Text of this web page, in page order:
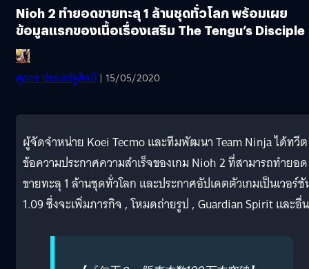
Nioh 2 ทำยอดขายทะลุ 1 ล้านชุดทั่วโลก พร้อมเผย
ข้อมูลแรกของเนื้อเรื่องเสริม The Tengu’s Disciple
ศุภกร ประเสริฐศิลป์ | 15/05/2020
ผู้จัดจำหน่าย Koei Tecmo และทีมพัฒนา Team Ninja ได้ทวีต
ข้อความประกาศความสำเร็จของเกม Nioh 2 ที่สามารถทำยอด
ขายทะลุ 1 ล้านชุดทั่วโลก และประกาศอัปเดตตัวเกมเป็นเวอร์
1.09 ซึ่งจะเพิ่มภารกิจ , โหมดถ่ายรูป , Guardian Spirit และอื่